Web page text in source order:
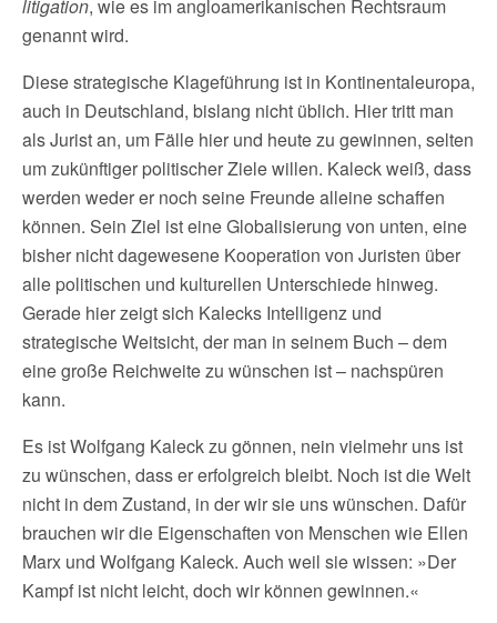
litigation, wie es im angloamerikanischen Rechtsraum
genannt wird.
Diese strategische Klageführung ist in Kontinentaleuropa,
auch in Deutschland, bislang nicht üblich. Hier tritt man
als Jurist an, um Fälle hier und heute zu gewinnen, selten
um zukünftiger politischer Ziele willen. Kaleck weiß, dass
werden weder er noch seine Freunde alleine schaffen
können. Sein Ziel ist eine Globalisierung von unten, eine
bisher nicht dagewesene Kooperation von Juristen über
alle politischen und kulturellen Unterschiede hinweg.
Gerade hier zeigt sich Kalecks Intelligenz und
strategische Weitsicht, der man in seinem Buch – dem
eine große Reichweite zu wünschen ist – nachspüren
kann.
Es ist Wolfgang Kaleck zu gönnen, nein vielmehr uns ist
zu wünschen, dass er erfolgreich bleibt. Noch ist die Welt
nicht in dem Zustand, in der wir sie uns wünschen. Dafür
brauchen wir die Eigenschaften von Menschen wie Ellen
Marx und Wolfgang Kaleck. Auch weil sie wissen: »Der
Kampf ist nicht leicht, doch wir können gewinnen.«